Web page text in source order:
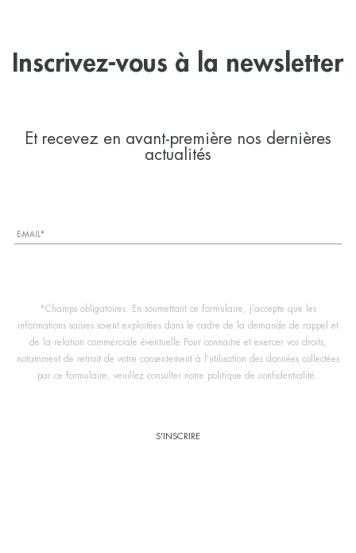
Inscrivez-vous à la newsletter
Et recevez en avant-première nos dernières
actualités
*Champs obligatoires. En soumettant ce formulaire, j’accepte que les
informations saisies soient exploitées dans le cadre de la demande de rappel et
de la relation commerciale éventuelle Pour connaitre et exercer vos droits,
notamment de retrait de votre consentement à l’utilisation des données collectées
par ce formulaire, veuillez consulter notre politique de confidentialité.